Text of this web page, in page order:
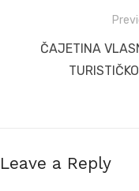
navigation
Previous
ČAJETINA
Leave a Reply